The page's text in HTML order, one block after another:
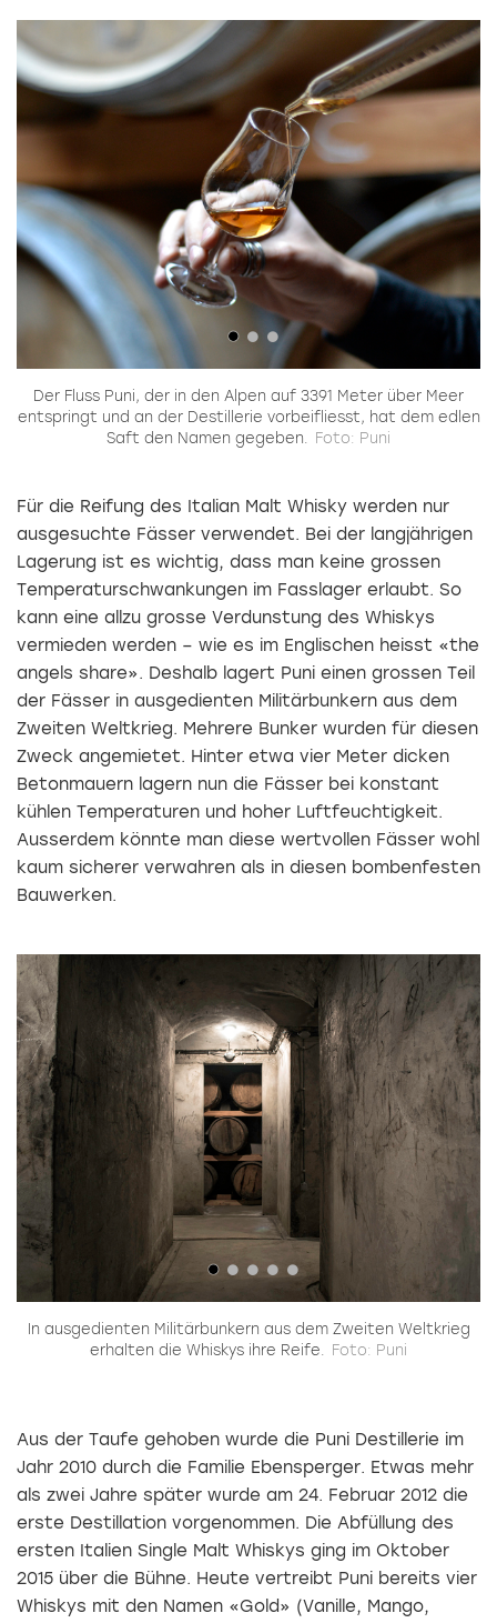
Der Fluss Puni, der in den Alpen auf 3391 Meter über Meer
entspringt und an der Destillerie vorbeifliesst, hat dem edlen
Saft den Namen gegeben.
Foto: Puni
Für die Reifung des Italian Malt Whisky werden nur
ausgesuchte Fässer verwendet. Bei der langjährigen
Lagerung ist es wichtig, dass man keine grossen
Temperaturschwankungen im Fasslager erlaubt. So
kann eine allzu grosse Verdunstung des Whiskys
vermieden werden – wie es im Englischen heisst «the
angels share». Deshalb lagert Puni einen grossen Teil
der Fässer in ausgedienten Militärbunkern aus dem
Zweiten Weltkrieg. Mehrere Bunker wurden für diesen
Zweck angemietet. Hinter etwa vier Meter dicken
Betonmauern lagern nun die Fässer bei konstant
kühlen Temperaturen und hoher Luftfeuchtigkeit.
Ausserdem könnte man diese wertvollen Fässer wohl
kaum sicherer verwahren als in diesen bombenfesten
Bauwerken.
In ausgedienten Militärbunkern aus dem Zweiten Weltkrieg
erhalten die Whiskys ihre Reife. Foto: Puni
Aus der Taufe gehoben wurde die Puni Destillerie im
Jahr 2010 durch die Familie Ebensperger. Etwas mehr
als zwei Jahre später wurde am 24. Februar 2012 die
erste Destillation vorgenommen. Die Abfüllung des
ersten Italien Single Malt Whiskys ging im Oktober
2015 über die Bühne. Heute vertreibt Puni bereits vier
Whiskys mit den Namen «Gold» (Vanille, Mango,